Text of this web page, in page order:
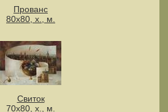
Прованс
80х80, х., м.
Свиток
70х80, х., м.